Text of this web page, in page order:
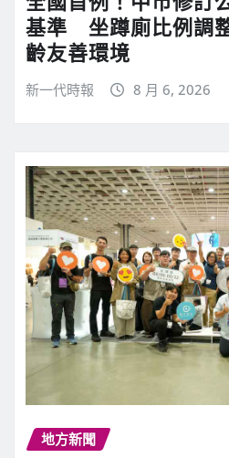
基準 坐蹲廁比例調
齡友善環境
新一代時報 8 月 6, 2026
地方新聞